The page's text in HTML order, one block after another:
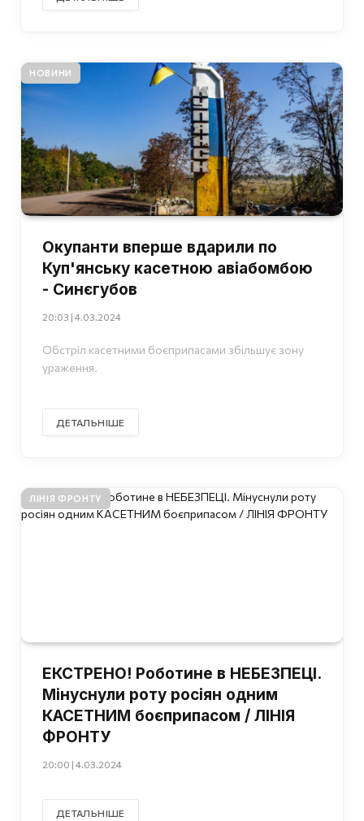
НОВИНИ
Окупанти вперше вдарили по
Куп'янську касетною авіабомбою
- Синєгубов
20:03 | 4.03.2024
Обстріл касетними боєприпасами збільшує зону
ураження.
ДЕТАЛЬНІШЕ
ЛІНІЯ ФРОНТУ
ЕКСТРЕНО! Роботине в НЕБЕЗПЕЦІ.
Мінуснули роту росіян одним
КАСЕТНИМ боєприпасом / ЛІНІЯ
ФРОНТУ
20:00 | 4.03.2024
ДЕТАЛЬНІШЕ